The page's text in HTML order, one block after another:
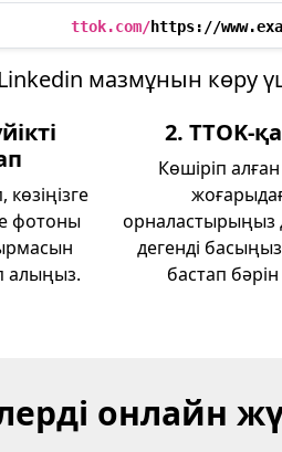
ttok.com/https://
мазмұнын көру
фотоны
алыңыз.
2. TTOK-
Көшіріп алған
орналастырыңыз
дегенді
бастап
онлайн